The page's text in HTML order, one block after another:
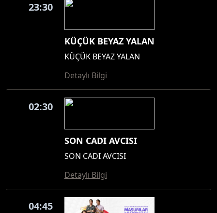
23:30
KÜÇÜK BEYAZ YALAN
KÜÇÜK BEYAZ YALAN
Detaylı Bilgi
02:30
SON CADI AVCISI
SON CADI AVCISI
Detaylı Bilgi
04:45